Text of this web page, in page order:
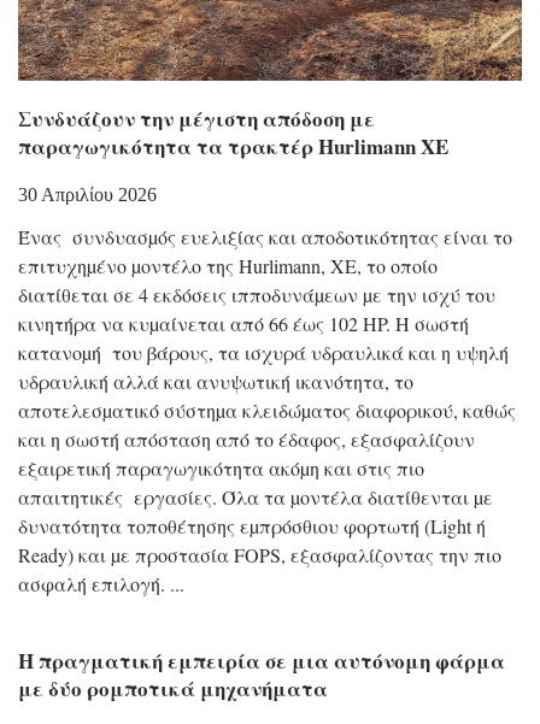
Συνδυάζουν την μέγιστη απόδοση με
παραγωγικότητα τα τρακτέρ Hurlimann XE
30 Απριλίου 2026
Ένας συνδυασµός ευελιξίας και αποδοτικότητας είναι το
επιτυχηµένο µοντέλο της Hurlimann, XE, το οποίο
διατίθεται σε 4 εκδόσεις ιπποδυνάµεων µε την ισχύ του
κινητήρα να κυµαίνεται από 66 έως 102 HP. Η σωστή
κατανοµή του βάρους, τα ισχυρά υδραυλικά και η υψηλή
υδραυλική αλλά και ανυψωτική ικανότητα, το
αποτελεσµατικό σύστηµα κλειδώµατος διαφορικού, καθώς
και η σωστή απόσταση από το έδαφος, εξασφαλίζουν
εξαιρετική παραγωγικότητα ακόµη και στις πιο
απαιτητικές εργασίες. Όλα τα µοντέλα διατίθενται µε
δυνατότητα τοποθέτησης εµπρόσθιου φορτωτή (Light ή
Ready) και µε προστασία FOPS, εξασφαλίζοντας την πιο
ασφαλή επιλογή.
Η πραγματική εμπειρία σε μια αυτόνομη φάρμα
με δύο ρομποτικά μηχανήματα